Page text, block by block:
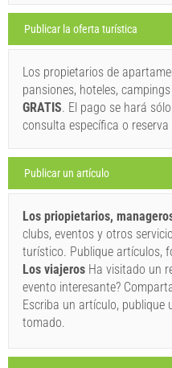
Velocidad del
sábado,
8/8/26 30°C
domingo,
9/8/26 29°C
lunes,
Uvati vitar (Event)
Ivan Nane (Holiday-Link.Com)
Debe
LEER
Sutivan summer (Event)
Publicar la oferta turística
Los propietarios de
pansiones, hoteles,
GRATIS. El pago se hará
consulta específica o reserva
Publicar un artículo
Los priopietarios,
clubs, eventos y otros
turístico. Publique artículos,
Los viajeros Ha visitado un
evento interesante?
Escriba un artículo, publique
tomado.